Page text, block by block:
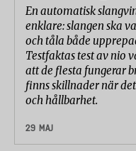
En automatisk
enklare: slangen ska
och tåla både
Testfaktas test av nio
att de flesta fungerar
finns skillnader när
och hållbarhet.
29 MAJ